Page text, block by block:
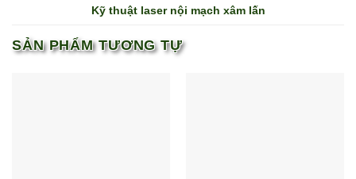
Kỹ thuật laser nội mạch xâm lấn
SẢN PHẨM TƯƠNG TỰ